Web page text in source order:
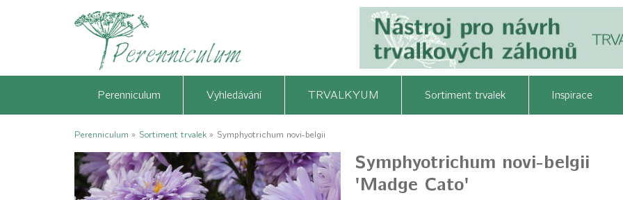
Perenniculum Vyhledávání TRVALKYUM Sortiment trvalek Inspirace
Perenniculum » Sortiment trvalek » Symphyotrichum novi-belgii
Symphyotrichum novi-belgii
'Madge Cato'